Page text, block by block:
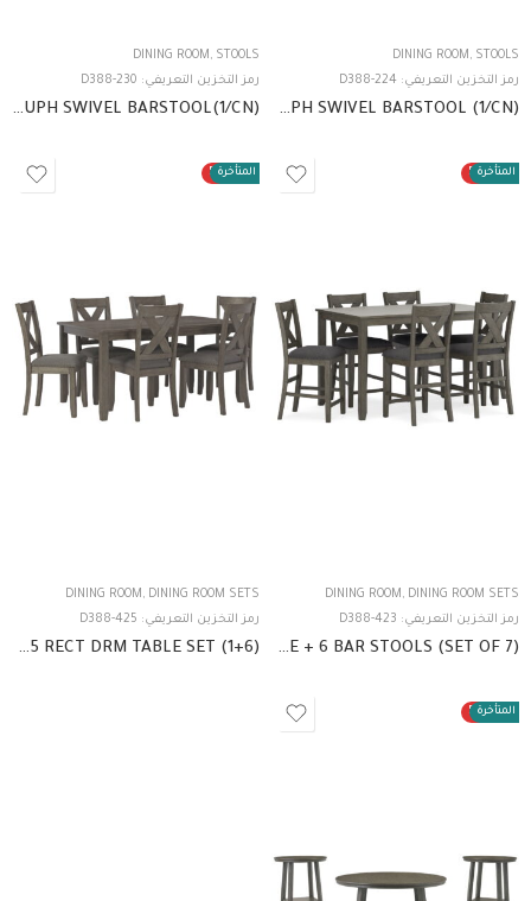
DINING ROOM, STOOLS
رمز التخزين التعريفي: D388-224
D388-224 UPH SWIVEL BARSTOOL (1/CN)
DINING ROOM, STOOLS
رمز التخزين التعريفي: D388-230
D388-230 TALL UPH SWIVEL BARSTOOL(1/CN)
50%المتأخرة
DINING ROOM, DINING ROOM SETS
رمز التخزين التعريفي: D388-423
D388-423 COUNTER HEIGHT DINING TABLE + 6 BAR STOOLS (SET OF 7)
50%الطلبات المتأخرة
DINING ROOM, DINING ROOM SETS
رمز التخزين التعريفي: D388-425
D388-425 RECT DRM TABLE SET (1+6)
50%المتأخرة